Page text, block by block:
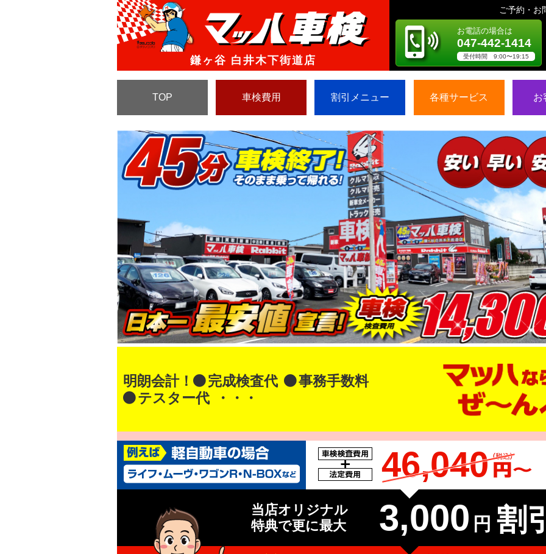
鎌ヶ谷 白井木下街道店
ご予約・お
お電話の場合は
047-442-1414
受付時間 9:00〜19:15
TOP 車検費用 割引メニュー 各種サービス お
明朗会計！ 完成検査代
事務手数料
テスター代
・・・
46,040
当店オリジナル
特典で更に最大
3,000 円 割